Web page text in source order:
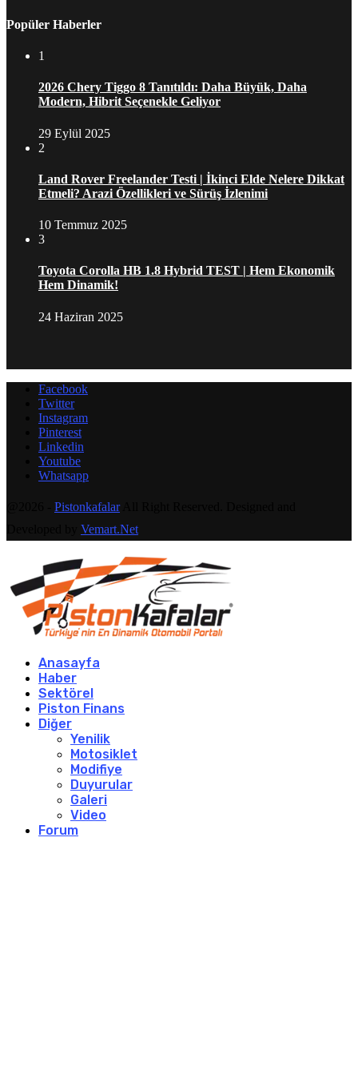
Popüler Haberler
1
2026 Chery Tiggo 8 Tanıtıldı: Daha Büyük, Daha
Modern, Hibrit Seçenekle Geliyor
29 Eylül 2025
2
Land Rover Freelander Testi | İkinci Elde Nelere Dikkat
Etmeli? Arazi Özellikleri ve Sürüş İzlenimi
10 Temmuz 2025
3
Toyota Corolla HB 1.8 Hybrid TEST | Hem Ekonomik
Hem Dinamik!
24 Haziran 2025
Facebook
Twitter
Instagram
Pinterest
Linkedin
Youtube
Whatsapp
PistonkafalarAll Right Reserved. Designed and
Vemart.Net
Anasayfa
Haber
Sektörel
Piston Finans
Diğer
Yenilik
Motosiklet
Modifiye
Duyurular
Galeri
Video
Forum